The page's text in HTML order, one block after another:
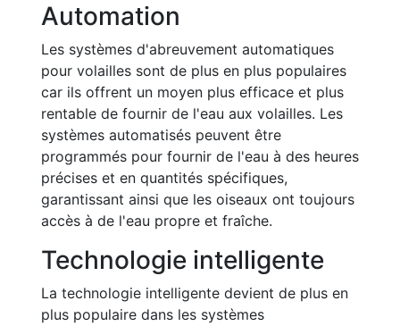
Automation
Les systèmes d'abreuvement automatiques
pour volailles sont de plus en plus populaires
car ils offrent un moyen plus efficace et plus
rentable de fournir de l'eau aux volailles. Les
systèmes automatisés peuvent être
programmés pour fournir de l'eau à des heures
précises et en quantités spécifiques,
garantissant ainsi que les oiseaux ont toujours
accès à de l'eau propre et fraîche.
Technologie intelligente
La technologie intelligente devient de plus en
plus populaire dans les systèmes